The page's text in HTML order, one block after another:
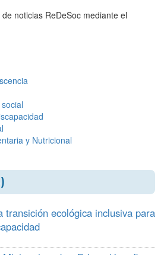
noticias ReDeSoc mediante el
y Nutricional
transición ecológica inclusiva para